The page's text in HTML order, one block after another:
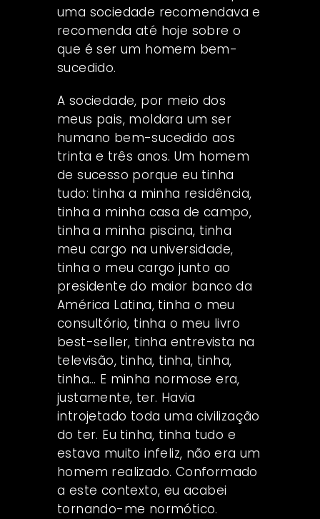
uma sociedade recomendava e
recomenda até hoje sobre o
que é ser um homem bem-
sucedido.
A sociedade, por meio dos
meus pais, moldara um ser
humano bem-sucedido aos
trinta e três anos. Um homem
de sucesso porque eu tinha
tudo: tinha a minha residência,
tinha a minha casa de campo,
tinha a minha piscina, tinha
meu cargo na universidade,
tinha o meu cargo junto ao
presidente do maior banco da
América Latina, tinha o meu
consultório, tinha o meu livro
best-seller, tinha entrevista na
televisão, tinha, tinha, tinha,
tinha… E minha normose era,
justamente, ter. Havia
introjetado toda uma civilização
do ter. Eu tinha, tinha tudo e
estava muito infeliz, não era um
homem realizado. Conformado
a este contexto, eu acabei
tornando-me normótico.